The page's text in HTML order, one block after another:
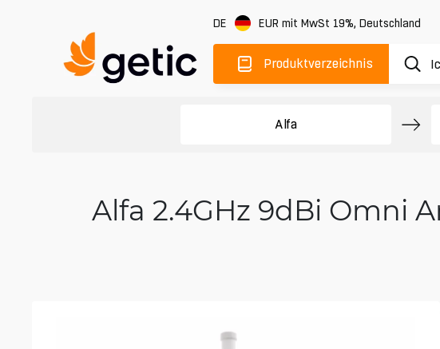
DE EUR mit MwSt 19%, Deutschland
Produktverzeichnis
Alfa
Alfa 2.4GHz 9dBi Omni